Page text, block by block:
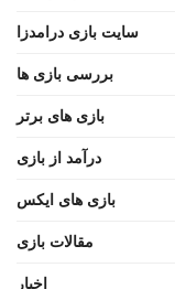
سایت بازی درامدزا
بررسی بازی ها
بازی های برتر
درآمد از بازی
بازی های ایکس
مقالات بازی
اخبار